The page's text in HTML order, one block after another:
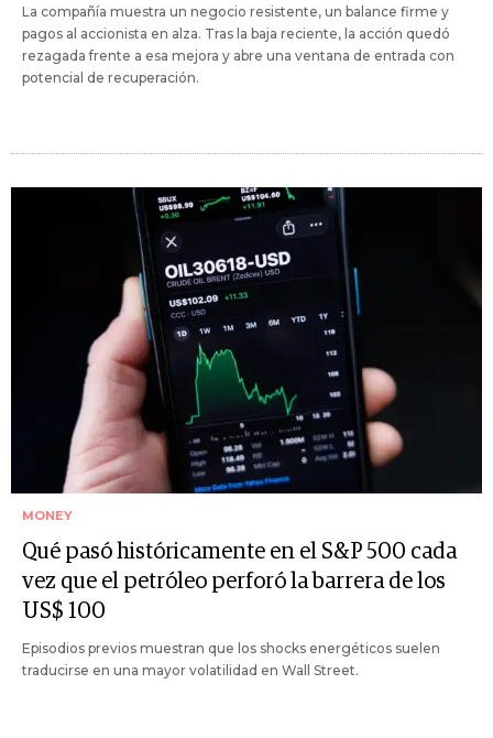
La compañía muestra un negocio resistente, un balance firme y
pagos al accionista en alza. Tras la baja reciente, la acción quedó
rezagada frente a esa mejora y abre una ventana de entrada con
potencial de recuperación.
MONEY
Qué pasó históricamente en el S&P 500 cada
vez que el petróleo perforó la barrera de los
US$ 100
Episodios previos muestran que los shocks energéticos suelen
traducirse en una mayor volatilidad en Wall Street.